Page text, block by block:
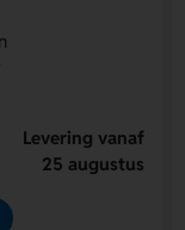
Levering vanaf
25 augustus